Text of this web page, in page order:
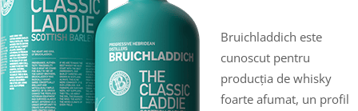
Bruichladdich este
cunoscut pentru
producția de whisky
foarte afumat, un profil